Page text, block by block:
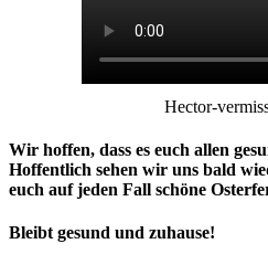
Hector-
Wir hoffen, dass es euch allen
Hoffentlich sehen wir uns bald
euch auf jeden Fall schöne
Bleibt gesund und zuhause!